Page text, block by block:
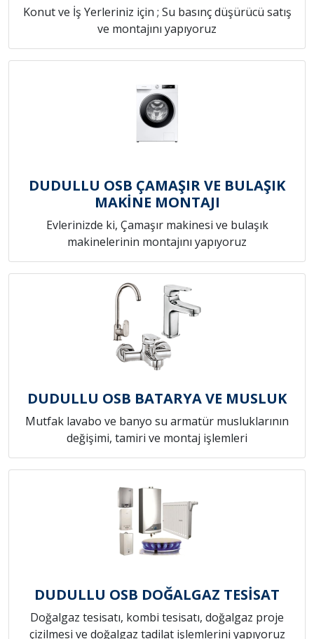
Konut ve İş Yerleriniz için ; Su basınç düşürücü satış
ve montajını yapıyoruz
DUDULLU OSB ÇAMAŞIR VE BULAŞIK
MAKİNE MONTAJI
Evlerinizde ki, Çamaşır makinesi ve bulaşık
makinelerinin montajını yapıyoruz
DUDULLU OSB BATARYA VE MUSLUK
Mutfak lavabo ve banyo su armatür musluklarının
değişimi, tamiri ve montaj işlemleri
DUDULLU OSB DOĞALGAZ TESİSAT
Doğalgaz tesisatı, kombi tesisatı, doğalgaz proje
çizilmesi ve doğalgaz tadilat işlemlerini yapıyoruz